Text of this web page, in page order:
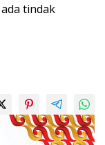
tindak